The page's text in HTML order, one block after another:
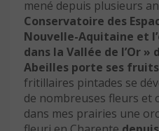
mené depuis plusieurs
Conservatoire des
Nouvelle-Aquitaine et
dans la Vallée de l’Or »
Abeilles porte ses fruits
fritillaires pintades se
de nombreuses fleurs et
dans mes prairies une